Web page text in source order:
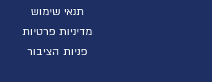
תנאי שימוש
מדיניות פרטיות
פניות הציבור